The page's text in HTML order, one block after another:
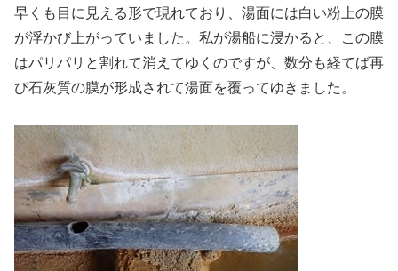
早くも目に見える形で現れており、湯面には白い粉上の膜
が浮かび上がっていました。私が湯船に浸かると、この膜
はパリパリと割れて消えてゆくのですが、数分も経てば再
び石灰質の膜が形成されて湯面を覆ってゆきました。